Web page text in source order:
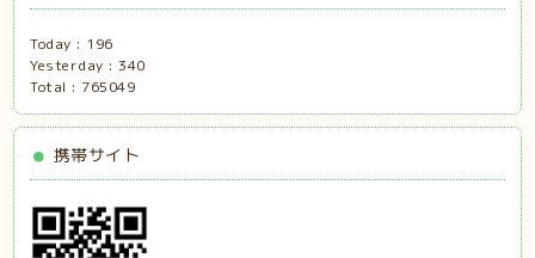
Today : 196
Yesterday :340
Total : 765049
携帯サイト